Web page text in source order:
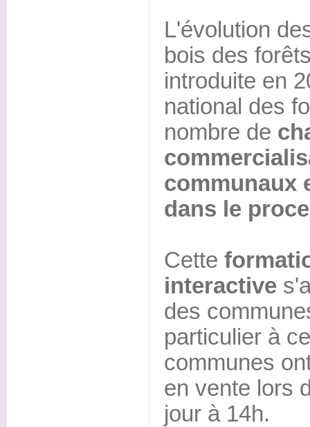
L'évolution
bois des
introduite en
national des
nombre de
communaux
dans le
Cette
interactive
des
particulier à
communes
en vente lors
jour à 14h.